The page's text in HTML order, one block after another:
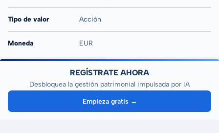
Tipo de valor Acción
Moneda EUR
REGÍSTRATE AHORA
Desbloquea la gestión patrimonial impulsada por IA
Empieza gratis →